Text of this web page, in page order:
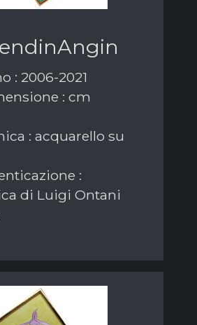
: 2006-2021
: cm
: acquarello su
:
di Luigi Ontani